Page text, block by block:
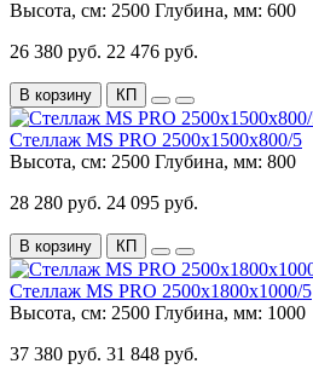
Высота, см: 2500 Глубина, мм: 600
26 380 руб. 22 476 руб.
В корзину КП
Стеллаж MS PRO 2500x1500x800/5
Высота, см: 2500 Глубина, мм: 800
28 280 руб. 24 095 руб.
В корзину КП
Стеллаж MS PRO 2500x1800x1000/5
Высота, см: 2500 Глубина, мм: 1000
37 380 руб. 31 848 руб.